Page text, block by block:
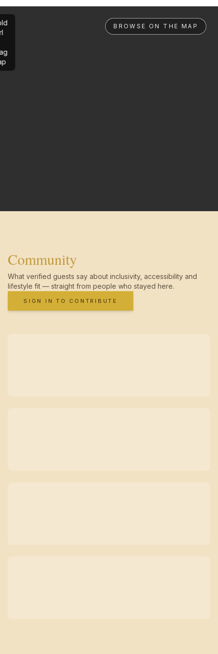
BROWSE ON THE MAP
Community
What verified guests say about inclusivity, accessibility and
lifestyle fit — straight from people who stayed here.
SIGN IN TO CONTRIBUTE